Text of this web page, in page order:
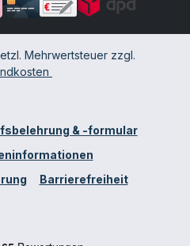
Mehrwertsteuer zzgl.
& -formular
Barrierefreiheit